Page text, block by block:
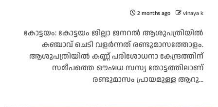
2 months ago vinaya k
കോട്ടയം: കോട്ടയം ജില്ലാ ജനറൽ ആശുപത്രിയിൽ
കഞ്ചാവ് ചെടി വളർന്നത് രണ്ടുമാസത്തോളം.
ആശുപത്രിയിൽ കണ്ണ് പരിശോധനാ കേന്ദ്രത്തിന്
സമീപത്തെ ഔഷധ സസ്യ തോട്ടത്തിലാണ്
രണ്ടുമാസം പ്രായമുള്ള ആറു...